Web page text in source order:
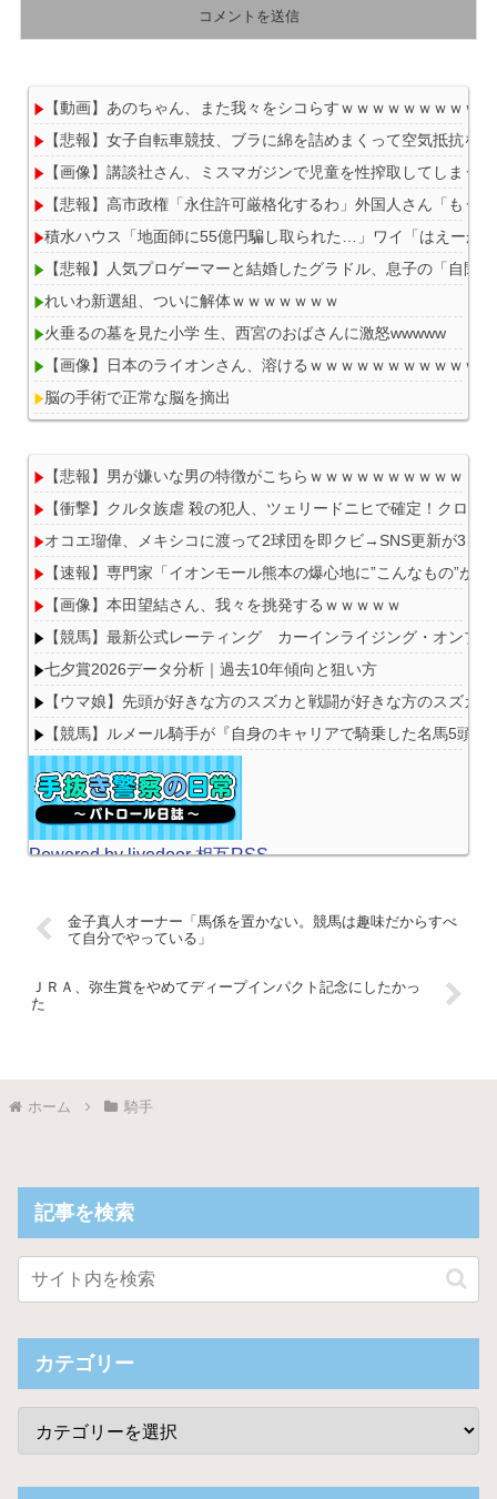
【動画】あのちゃん、また我々をシコらすｗｗｗｗｗｗｗｗｗ
【悲報】女子自転車競技、ブラに綿を詰めまくって空気抵抗を
【画像】講談社さん、ミスマガジンで児童を性搾取してしまう
【悲報】高市政権「永住許可厳格化するわ」外国人さん「もう
積水ハウス「地面師に55億円騙し取られた…」ワイ「はえーか
【悲報】人気プロゲーマーと結婚したグラドル、息子の「自閉
れいわ新選組、ついに解体ｗｗｗｗｗｗｗ
火垂るの墓を見た小学 生、西宮のおばさんに激怒wwwww
【画像】日本のライオンさん、溶けるｗｗｗｗｗｗｗｗｗｗｗ
脳の手術で正常な脳を摘出
Powered by livedoor 相互RSS
【悲報】男が嫌いな男の特徴がこちらｗｗｗｗｗｗｗｗｗｗ
【衝撃】クルタ族虐 殺の犯人、ツェリードニヒで確定！クロロ
オコエ瑠偉、メキシコに渡って2球団を即クビ→SNS更新が3ヶ
【速報】専門家「イオンモール熊本の爆心地に”こんなもの”が
【画像】本田望結さん、我々を挑発するｗｗｗｗｗ
【競馬】最新公式レーティング カーインライジング・オン
七夕賞2026データ分析｜過去10年傾向と狙い方
【ウマ娘】先頭が好きな方のスズカと戦闘が好きな方のスズカ
【競馬】ルメール騎手が『自身のキャリアで騎乗した名馬5頭』
Powered by livedoor 相互RSS
金子真人オーナー「馬係を置かない。競馬は趣味だからすべ
て自分でやっている」
ＪＲＡ、弥生賞をやめてディープインパクト記念にしたかっ
た
ホーム 騎手
記事を検索
カテゴリー